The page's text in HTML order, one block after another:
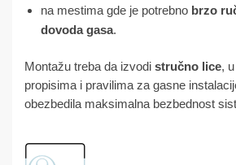
na mestima gde je potrebno brzo
dovoda gasa.
Montažu treba da izvodi stručno lice,
propisima i pravilima za gasne
obezbedila maksimalna bezbednost